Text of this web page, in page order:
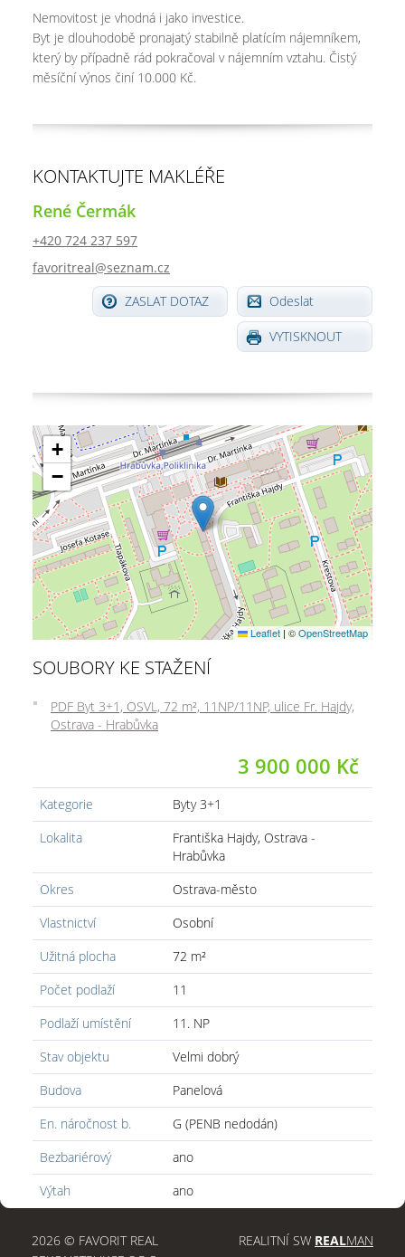
Nemovitost je vhodná i jako investice.
Byt je dlouhodobě pronajatý stabilně platícím nájemníkem,
který by případně rád pokračoval v nájemním vztahu. Čistý
měsíční výnos činí 10.000 Kč.
KONTAKTUJTE MAKLÉŘE
René Čermák
+420 724 237 597
favoritreal@seznam.cz
Odeslat
ZASLAT DOTAZ
VYTISKNOUT
+
−
Leaflet | ©OpenStreetMap
SOUBORY KE STAŽENÍ
PDF Byt 3+1, OSVL, 72 m², 11NP/11NP, ulice Fr. Hajdy,
Ostrava - Hrabůvka
3 900 000 Kč
Kategorie
Byty 3+1
Lokalita
Františka Hajdy, Ostrava -
Hrabůvka
Okres
Ostrava-město
Vlastnictví
Osobní
Užitná plocha
72 m²
Počet podlaží
11
Podlaží umístění
11. NP
Stav objektu
Velmi dobrý
Budova
Panelová
En. náročnost b.
G (PENB nedodán)
Bezbariérový
ano
Výtah
ano
2026 © FAVORIT REAL
REALITNÍ SW REALMAN